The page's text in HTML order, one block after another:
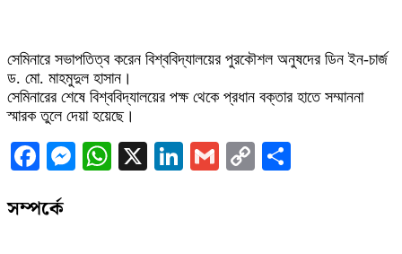
সেমিনারে সভাপতিত্ব করেন বিশ্ববিদ্যালয়ের পুরকৌশল অনুষদের ডিন ইন-চার্জ
ড. মো. মাহমুদুল হাসান।
সেমিনারের শেষে বিশ্ববিদ্যালয়ের পক্ষ থেকে প্রধান বক্তার হাতে সম্মাননা
স্মারক তুলে দেয়া হয়েছে।
Facebook
Messenger
WhatsApp
X LinkedIn
GmailCopy
সম্পর্কে